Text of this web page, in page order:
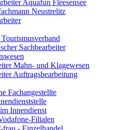
Aquafun Fleesensee
Neustrelitz
Sachbearbeiter
Mahn- und Klagewesen
Auftragsbearbeitung
Fachangestellte
Innendienst
Filialen
frau - Einzelhandel